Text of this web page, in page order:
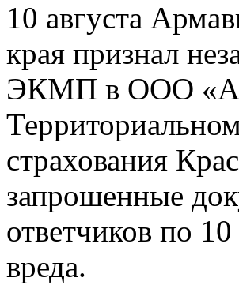
10 августа
края признал
ЭКМП в ООО
страхования
запрошенные
ответчиков по
вреда.